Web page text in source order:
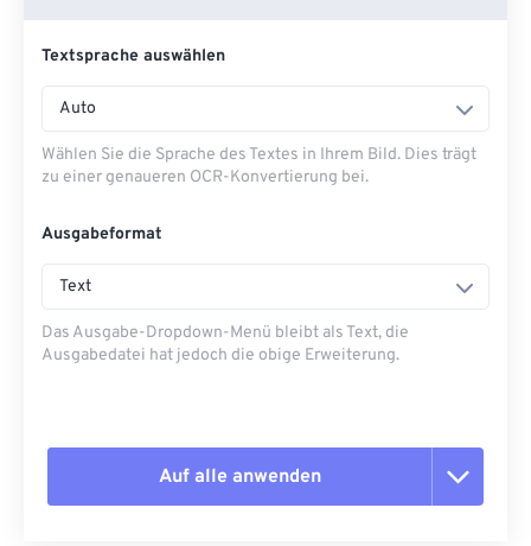
Textsprache auswählen
Auto
Wählen Sie die Sprache des Textes in Ihrem Bild. Dies trägt
zu einer genaueren OCR-Konvertierung bei.
Ausgabeformat
Text
Das Ausgabe-Dropdown-Menü bleibt als Text, die
Ausgabedatei hat jedoch die obige Erweiterung.
Auf alle anwenden